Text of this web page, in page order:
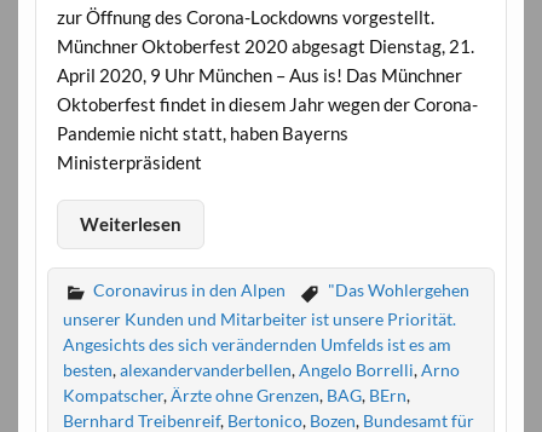
zur Öffnung des Corona-Lockdowns vorgestellt.
Münchner Oktoberfest 2020 abgesagt Dienstag, 21.
April 2020, 9 Uhr München – Aus is! Das Münchner
Oktoberfest findet in diesem Jahr wegen der Corona-
Pandemie nicht statt, haben Bayerns
Ministerpräsident
Weiterlesen
Coronavirus in den Alpen
"Das Wohlergehen
unserer Kunden und Mitarbeiter ist unsere Priorität.
Angesichts des sich verändernden Umfelds ist es am
besten,alexandervanderbellen,Angelo Borrelli,Arno
Kompatscher,Ärzte ohne Grenzen, BAG, BErn,
Bernhard Treibenreif, Bertonico, Bozen, Bundesamt für